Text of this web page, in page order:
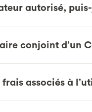
autorisé,
conjoint d’un
associés à